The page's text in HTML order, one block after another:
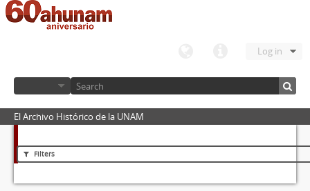
Log in
El Archivo Histórico de la UNAM
Filters